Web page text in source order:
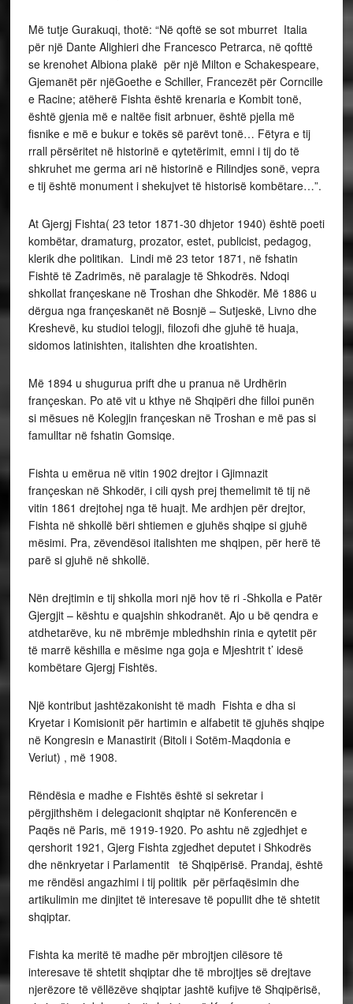
Më tutje Gurakuqi, thotë: “Në qoftë se sot mburret Italia
për një Dante Alighieri dhe Francesco Petrarca, në qofttë
se krenohet Albiona plakë për një Milton e Schakespeare,
Gjemanët për njëGoethe e Schiller, Francezët për Corncille
e Racine; atëherë Fishta është krenaria e Kombit tonë,
është gjenia më e naltëe fisit arbnuer, është pjella më
fisnike e më e bukur e tokës së parëvt tonë… Fëtyra e tij
rrall përsëritet në historinë e qytetërimit, emni i tij do të
shkruhet me germa ari në historinë e Rilindjes sonë, vepra
e tij është monument i shekujvet të historisë kombëtare…”.
At Gjergj Fishta( 23 tetor 1871-30 dhjetor 1940) është poeti
kombëtar, dramaturg, prozator, estet, publicist, pedagog,
klerik dhe politikan. Lindi më 23 tetor 1871, në fshatin
Fishtë të Zadrimës, në paralagje të Shkodrës. Ndoqi
shkollat françeskane në Troshan dhe Shkodër. Më 1886 u
dërgua nga françeskanët në Bosnjë – Sutjeskë, Livno dhe
Kreshevë, ku studioi telogji, filozofi dhe gjuhë të huaja,
sidomos latinishten, italishten dhe kroatishten.
Më 1894 u shugurua prift dhe u pranua në Urdhërin
françeskan. Po atë vit u kthye në Shqipëri dhe filloi punën
si mësues në Kolegjin françeskan në Troshan e më pas si
famulltar në fshatin Gomsiqe.
Fishta u emërua në vitin 1902 drejtor i Gjimnazit
françeskan në Shkodër, i cili qysh prej themelimit të tij në
vitin 1861 drejtohej nga të huajt. Me ardhjen për drejtor,
Fishta në shkollë bëri shtiemen e gjuhës shqipe si gjuhë
mësimi. Pra, zëvendësoi italishten me shqipen, për herë të
parë si gjuhë në shkollë.
Nën drejtimin e tij shkolla mori një hov të ri -Shkolla e Patër
Gjergjit – kështu e quajshin shkodranët. Ajo u bë qendra e
atdhetarëve, ku në mbrëmje mbledhshin rinia e qytetit për
të marrë këshilla e mësime nga goja e Mjeshtrit t’ idesë
kombëtare Gjergj Fishtës.
Një kontribut jashtëzakonisht të madh Fishta e dha si
Kryetar i Komisionit për hartimin e alfabetit të gjuhës shqipe
në Kongresin e Manastirit (Bitoli i Sotëm-Maqdonia e
Veriut) , më 1908.
Rëndësia e madhe e Fishtës është si sekretar i
përgjithshëm i delegacionit shqiptar në Konferencën e
Paqës në Paris, më 1919-1920. Po ashtu në zgjedhjet e
qershorit 1921, Gjerg Fishta zgjedhet deputet i Shkodrës
dhe nënkryetar i Parlamentit të Shqipërisë. Prandaj, është
me rëndësi angazhimi i tij politik për përfaqësimin dhe
artikulimin me dinjitet të interesave të popullit dhe të shtetit
shqiptar.
Fishta ka meritë të madhe për mbrojtjen cilësore të
interesave të shtetit shqiptar dhe të mbrojtjes së drejtave
njerëzore të vëllëzëve shqiptar jashtë kufijve të Shqipërisë,